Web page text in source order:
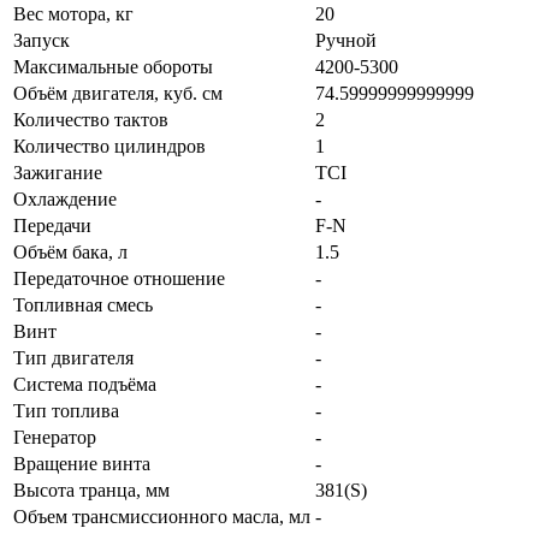
Вес мотора, кг
20
Запуск
Ручной
Максимальные обороты
4200-5300
Объём двигателя, куб. см
74.59999999999999
Количество тактов
2
Количество цилиндров
1
Зажигание
TCI
Охлаждение
-
Передачи
F-N
Объём бака, л
1.5
Передаточное отношение
-
Топливная смесь
-
Винт
-
Тип двигателя
-
Система подъёма
-
Тип топлива
-
Генератор
-
Вращение винта
-
Высота транца, мм
381(S)
Объем трансмиссионного масла, мл -